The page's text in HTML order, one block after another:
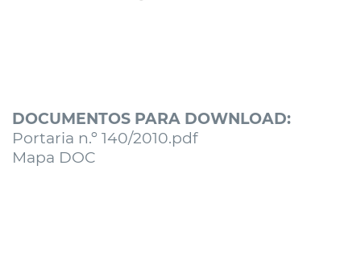
DOCUMENTOS PARA DOWNLOAD:
Portaria n.º 140/2010.pdf
Mapa DOC